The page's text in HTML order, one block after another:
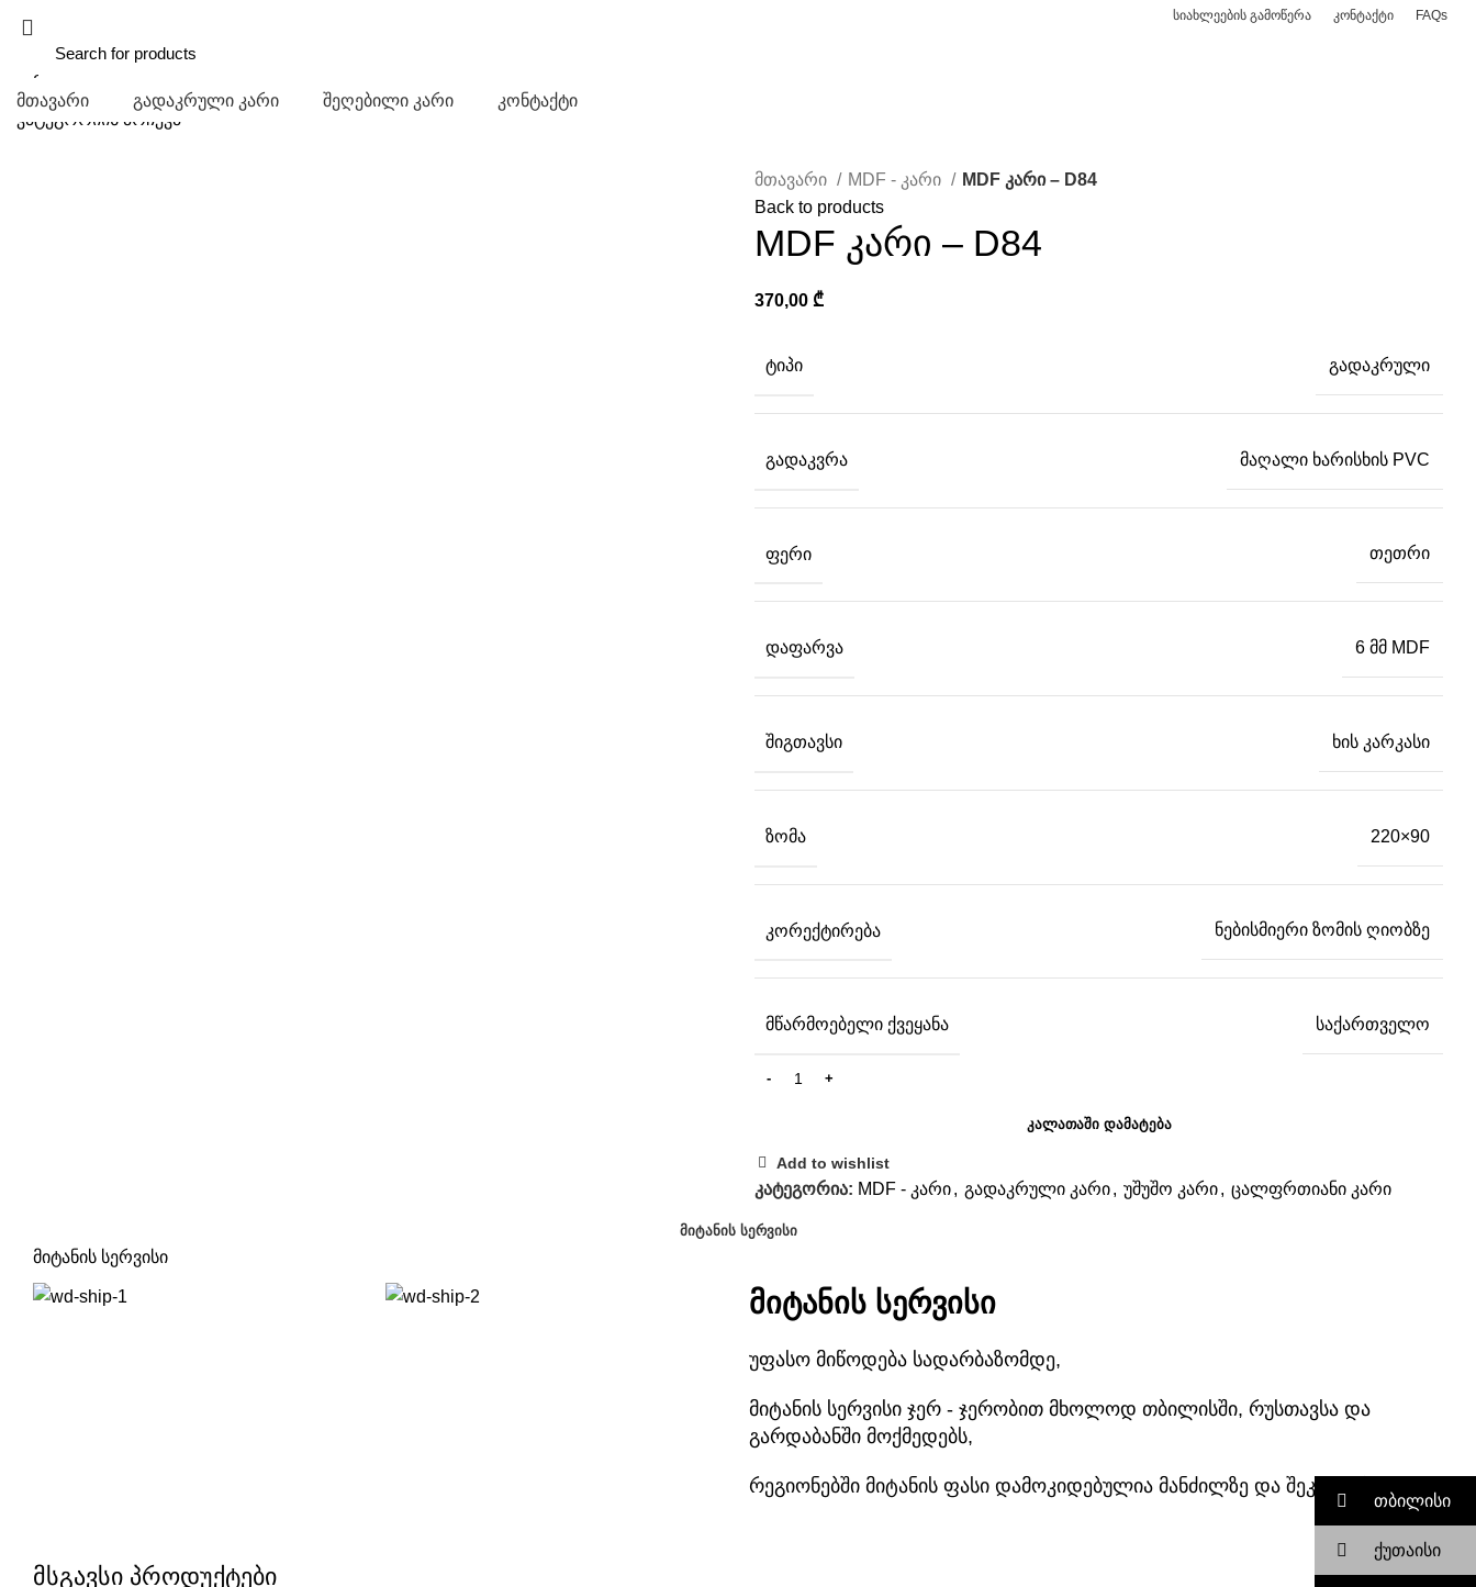
სიახლეების გამოწერა კონტაქტი FAQs
მთავარი გადაკრული კარი შეღებილი კარი კონტაქტი
მთავარი MDF - კარი
MDF კარი – D84
Back to products
MDF კარი – D84
370,00 ₾
ᲢᲘᲞᲘ გადაკრული
ᲒᲐᲓᲐᲙᲕᲠᲐ მაღალი ხარისხის PVC
ᲤᲔᲠᲘ თეთრი
ᲓᲐᲤᲐᲠᲕᲐ 6 მმ MDF
ᲨᲘᲒᲗᲐᲕᲡᲘ ხის კარკასი
ᲖᲝᲛᲐ 220×90
ᲙᲝᲠᲔᲥᲢᲘᲠᲔᲑᲐ ნებისმიერი ზომის ღიობზე
ᲛᲬᲐᲠᲛᲝᲔᲑᲔᲚᲘ ᲥᲕᲔᲧᲐᲜᲐ საქართველო
ᲙᲐᲚᲐᲗᲐᲨᲘ ᲓᲐᲛᲐᲢᲔᲑᲐ
Add to wishlist
კატეგორია: MDF - კარი, გადაკრული კარი, უშუშო კარი, ცალფრთიანი კარი
ᲛᲘᲢᲐᲜᲘᲡ ᲡᲔᲠᲕᲘᲡᲘ
მიტანის სერვისი
მიტანის სერვისი
უფასო მიწოდება სადარბაზომდე,
მიტანის სერვისი ჯერ - ჯერობით მხოლოდ თბილისში, რუსთავსა და
გარდაბანში მოქმედებს,
რეგიონებში მიტანის ფასი დამოკიდებულია მანძილზე და შეკვეთაზე
მსგავსი პროდუქტები
კატეგორიის არჩევა
თბილისი
ქუთაისი